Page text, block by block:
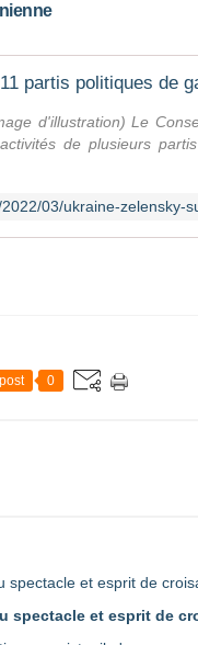
d'illustration) Le
de plusieurs
0
spectacle et esprit de